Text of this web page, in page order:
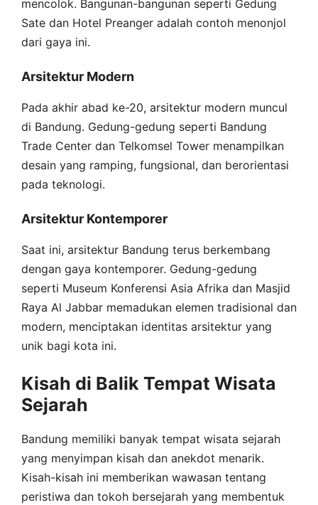
mencolok. Bangunan-bangunan seperti Gedung
Sate dan Hotel Preanger adalah contoh menonjol
dari gaya ini.
Arsitektur Modern
Pada akhir abad ke-20, arsitektur modern muncul
di Bandung. Gedung-gedung seperti Bandung
Trade Center dan Telkomsel Tower menampilkan
desain yang ramping, fungsional, dan berorientasi
pada teknologi.
Arsitektur Kontemporer
Saat ini, arsitektur Bandung terus berkembang
dengan gaya kontemporer. Gedung-gedung
seperti Museum Konferensi Asia Afrika dan Masjid
Raya Al Jabbar memadukan elemen tradisional dan
modern, menciptakan identitas arsitektur yang
unik bagi kota ini.
Kisah di Balik Tempat Wisata
Sejarah
Bandung memiliki banyak tempat wisata sejarah
yang menyimpan kisah dan anekdot menarik.
Kisah-kisah ini memberikan wawasan tentang
peristiwa dan tokoh bersejarah yang membentuk